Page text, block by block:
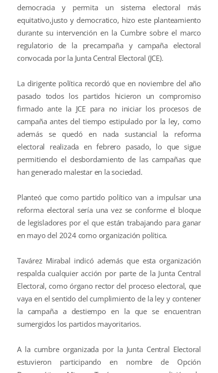
democracia y permita un sistema electoral más
equitativo,justo y democratico, hizo este planteamiento
durante su intervención en la Cumbre sobre el marco
regulatorio de la precampaña y campaña electoral
convocada por la Junta Central Electoral (JCE).
La dirigente política recordó que en noviembre del año
pasado todos los partidos hicieron un compromiso
firmado ante la JCE para no iniciar los procesos de
campaña antes del tiempo estipulado por la ley, como
además se quedó en nada sustancial la reforma
electoral realizada en febrero pasado, lo que sigue
permitiendo el desbordamiento de las campañas que
han generado malestar en la sociedad.
Planteó que como partido político van a impulsar una
reforma electoral sería una vez se conforme el bloque
de legisladores por el que están trabajando para ganar
en mayo del 2024 como organización política.
Tavárez Mirabal indicó además que esta organización
respalda cualquier acción por parte de la Junta Central
Electoral, como órgano rector del proceso electoral, que
vaya en el sentido del cumplimiento de la ley y contener
la campaña a destiempo en la que se encuentran
sumergidos los partidos mayoritarios.
A la cumbre organizada por la Junta Central Electoral
estuvieron participando en nombre de Opción